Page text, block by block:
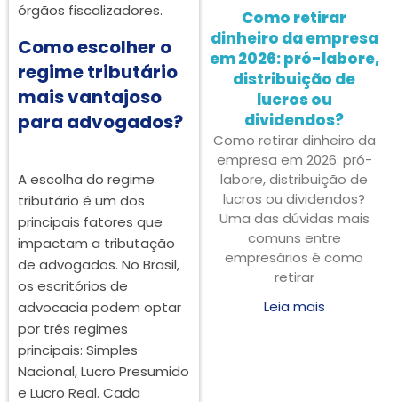
órgãos fiscalizadores.
Como escolher o
regime tributário
mais vantajoso
para advogados?
A escolha do regime
tributário é um dos
principais fatores que
impactam a tributação
de advogados. No Brasil,
os escritórios de
advocacia podem optar
por três regimes
principais: Simples
Nacional, Lucro Presumido
e Lucro Real. Cada
Como retirar
dinheiro da empresa
em 2026: pró-labore,
distribuição de
lucros ou
dividendos?
Como retirar dinheiro da
empresa em 2026: pró-
labore, distribuição de
lucros ou dividendos?
Uma das dúvidas mais
comuns entre
empresários é como
retirar
Leia mais